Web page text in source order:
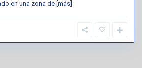
en una zona de [más]